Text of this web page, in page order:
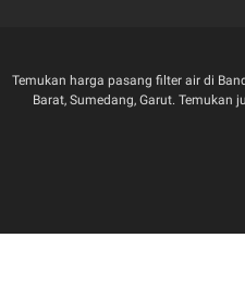
Temukan harga pasang filter air di
Barat, Sumedang, Garut.